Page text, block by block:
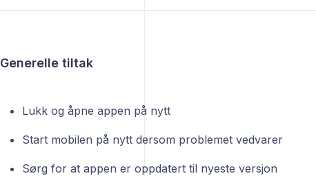
Generelle tiltak
Lukk og åpne appen på nytt
Start mobilen på nytt dersom problemet vedvarer
Sørg for at appen er oppdatert til nyeste versjon